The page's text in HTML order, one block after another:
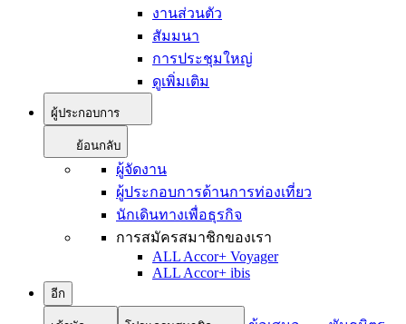
งานส่วนตัว
สัมมนา
การประชุมใหญ่
ดูเพิ่มเติม
ผู้ประกอบการ
ย้อนกลับ
ผู้จัดงาน
ผู้ประกอบการด้านการท่องเที่ยว
นักเดินทางเพื่อธุรกิจ
การสมัครสมาชิกของเรา
ALL Accor+ Voyager
ALL Accor+ ibis
อีก